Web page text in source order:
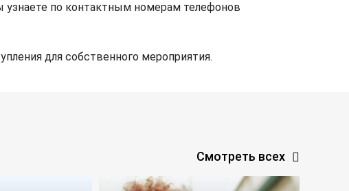
по контактным номерам телефонов
для собственного мероприятия.
Смотреть всех